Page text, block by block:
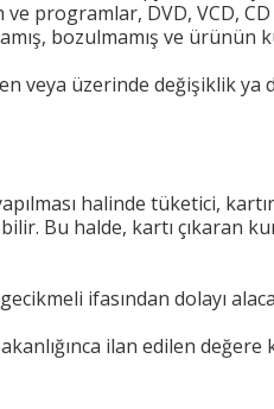
ve programlar, DVD, VCD,
bozulmamış ve ürünün
veya üzerinde değişiklik
halinde tüketici, kartın
Bu halde, kartı çıkaran
ifasından dolayı
ilan edilen